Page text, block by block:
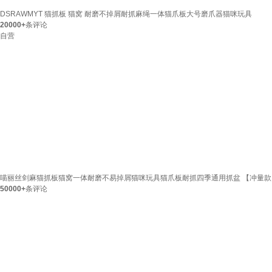
DSRAWMYT 猫抓板 猫窝 耐磨不掉屑耐抓麻绳一体猫爪板大号磨爪器猫咪玩具
20000+条评论
自营
喵丽丝剑麻猫抓板猫窝一体耐磨不易掉屑猫咪玩具猫爪板耐抓四季通用抓盆 【冲量
50000+条评论